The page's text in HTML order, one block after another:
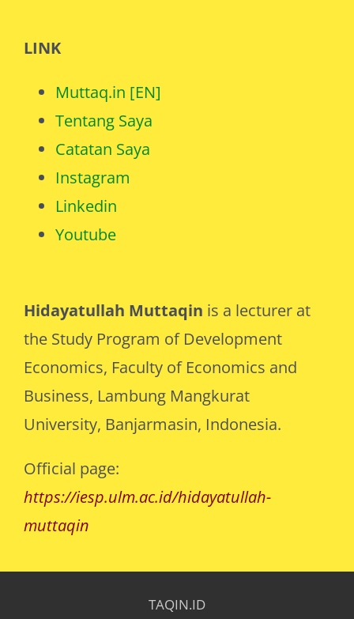
the Study Program of Development
Economics, Faculty of Economics and
Business, Lambung Mangkurat
University, Banjarmasin, Indonesia.
https://iesp.ulm.ac.id/hidayatullah-
muttaqin
Tentang Saya
Catatan Saya
Instagram
Linkedin
Youtube
Hidayatullah Muttaqin- eMail